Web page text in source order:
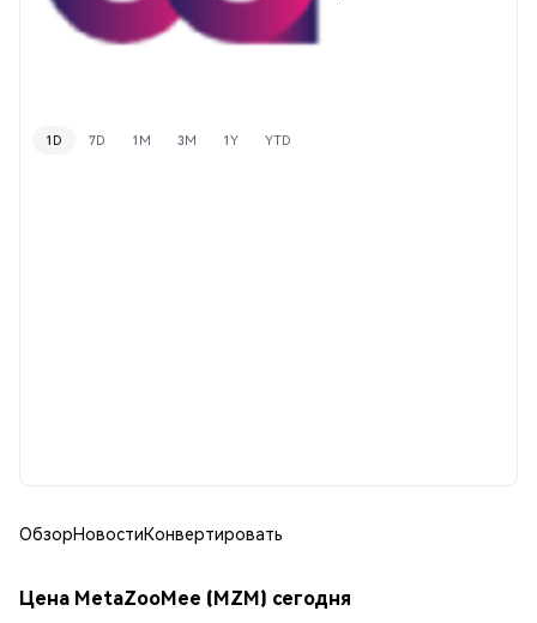
1D 7D 1M 3M 1Y YTD
ОбзорНовостиКонвертировать
Цена MetaZooMee (MZM) сегодня